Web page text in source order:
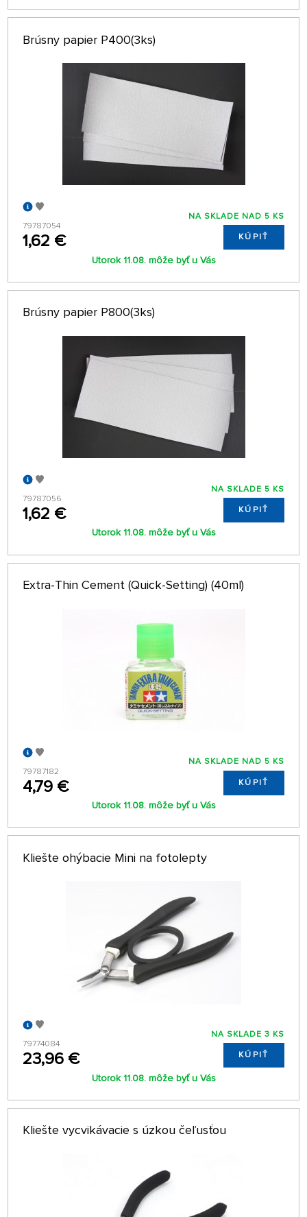
Brúsny papier P400(3ks)
79787054
1,62 €
NA SKLADE NAD 5 KS
KÚPIŤ
Utorok 11.08. môže byť u Vás
Brúsny papier P800(3ks)
79787056
1,62 €
NA SKLADE 5 KS
KÚPIŤ
Utorok 11.08. môže byť u Vás
Extra-Thin Cement (Quick-Setting) (40ml)
79787182
4,79 €
NA SKLADE NAD 5 KS
KÚPIŤ
Utorok 11.08. môže byť u Vás
Kliešte ohýbacie Mini na fotolepty
79774084
23,96 €
NA SKLADE 3 KS
KÚPIŤ
Utorok 11.08. môže byť u Vás
Kliešte vycvikávacie s úzkou čeľusťou